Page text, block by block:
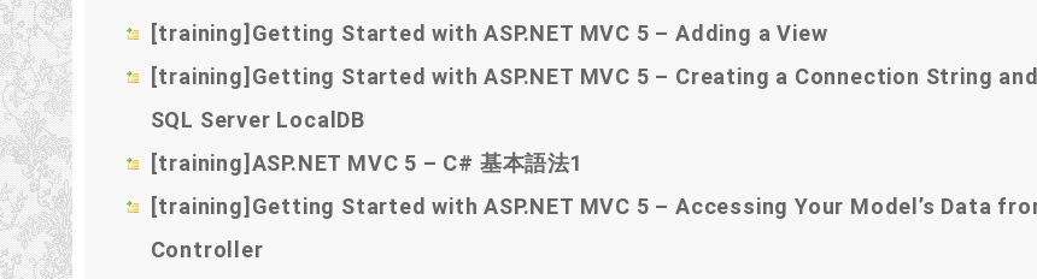
[training]Getting Started with ASP.NET MVC 5 – Adding a View
[training]Getting Started with ASP.NET MVC 5 – Creating a Connection String
SQL Server LocalDB
[training]ASP.NET MVC 5 – C# 基本語法1
[training]Getting Started with ASP.NET MVC 5 – Accessing Your Model’s Data
Controller